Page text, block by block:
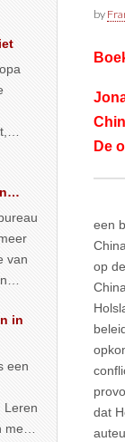
by
De
een
op
dat
van
in
een
Leren